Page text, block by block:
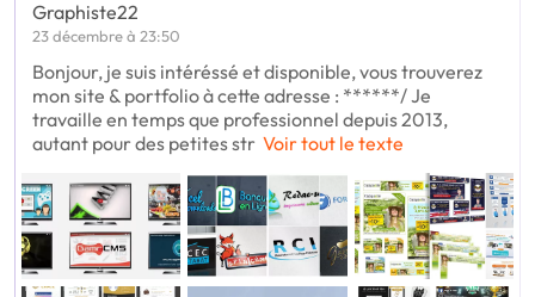
Graphiste22
23 décembre à 23:50
Bonjour, je suis intéréssé et disponible, vous trouverez
mon site & portfolio à cette adresse : ******/ Je
travaille en temps que professionnel depuis 2013,
autant pour des petites str Voir tout le texte